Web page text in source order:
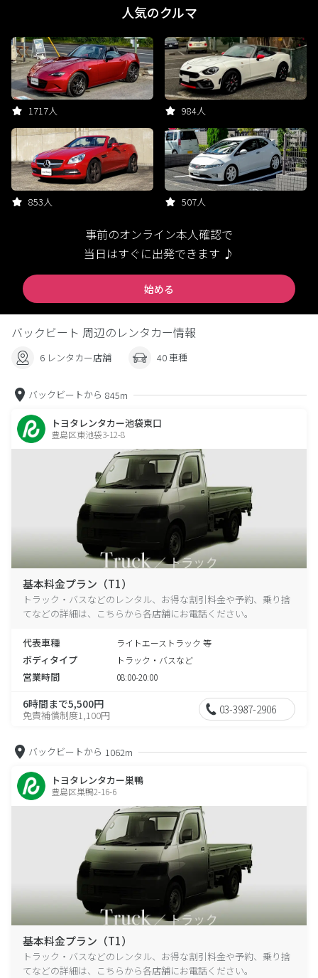
人気のクルマ
1717人 984人
853人 507人
事前のオンライン本人確認で
当日はすぐに出発できます ♪
始める
バックビート 周辺のレンタカー情報
6 レンタカー店舗 40 車種
バックビートから 845m
トヨタレンタカー池袋東口
豊島区東池袋3-12-8
基本料金プラン（T1）
トラック・バスなどのレンタル、お得な割引料金や予約、乗り捨
てなどの詳細は、こちらから各店舗にお電話ください。
代表車種 ライトエーストラック 等
ボディタイプ トラック・バスなど
営業時間 08:00-20:00
6時間まで5,500円
免責補償制度1,100円 03-3987-2906
バックビートから 1062m
トヨタレンタカー巣鴨
豊島区巣鴨2-16-6
基本料金プラン（T1）
トラック・バスなどのレンタル、お得な割引料金や予約、乗り捨
てなどの詳細は、こちらから各店舗にお電話ください。